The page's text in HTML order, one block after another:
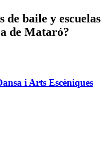
de baile y escuelas
de Mataró?
i Arts Escèniques